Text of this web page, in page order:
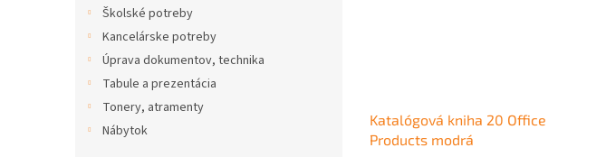
Školské potreby
Kancelárske potreby
Úprava dokumentov, technika
Tabule a prezentácia
Tonery, atramenty
Nábytok
Katalógová kniha 20 Office
Products modrá